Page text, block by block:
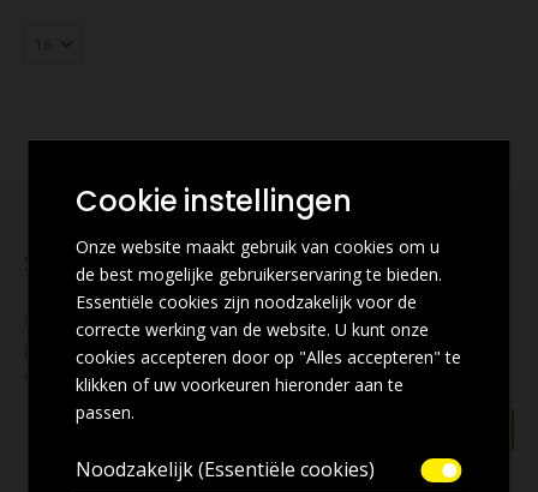
Schrijf u in voor onze nieuwsbrief
Mis geen enkele aanbieding! Wilt u ook de beste aanbiedingen
per e-mail ontvangen? Schrijf u dan nu in voor onze
nieuwsbrief
en blijf op de hoogte!
Cookie instellingen
Onze website maakt gebruik van cookies om u
de best mogelijke gebruikerservaring te bieden.
Essentiële cookies zijn noodzakelijk voor de
correcte werking van de website. U kunt onze
cookies accepteren door op "Alles accepteren" te
klikken of uw voorkeuren hieronder aan te
passen.
Noodzakelijk (Essentiële cookies)